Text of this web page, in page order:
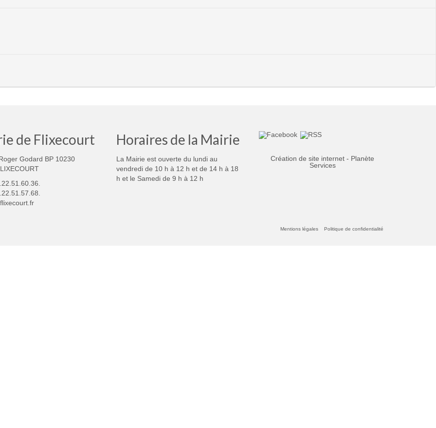
elle fait ses premiers pas dans le monde de la comédie et du café-théâtre. Le moins que l’on puisse dire c’est que l’adaptation a été
La comédie c’est son domaine de prédilection. 15 ans de one man show et désormais une quatrième pièce de café-théâtre. Il prend
fois, il se laisse porter par la fougue et l’énergie de sa partenaire avec qui il partage déjà une grande complicité…
de Flixecourt
Godard BP 10230
Horaires de la Mairie
La Mairie est ouverte du lundi au
vendredi de 10 h à 12 h et de 14 h à 18
h et le Samedi de 9 h à 12 h
Création de site internet - Planète
Services
Mentions légales Politique de confidentialité